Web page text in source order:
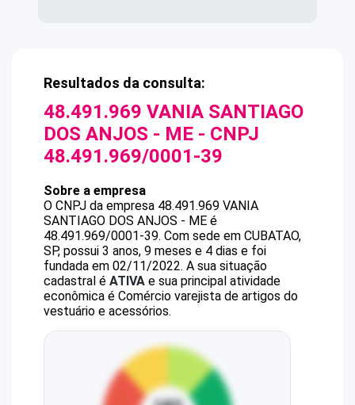
Resultados da consulta:
48.491.969 VANIA SANTIAGO
DOS ANJOS - ME - CNPJ
48.491.969/0001-39
Sobre a empresa
O CNPJ da empresa 48.491.969 VANIA
SANTIAGO DOS ANJOS - ME é
48.491.969/0001-39. Com sede em CUBATAO,
SP, possui 3 anos, 9 meses e 4 dias e foi
fundada em 02/11/2022. A sua situação
cadastral é ATIVA e sua principal atividade
econômica é Comércio varejista de artigos do
vestuário e acessórios.